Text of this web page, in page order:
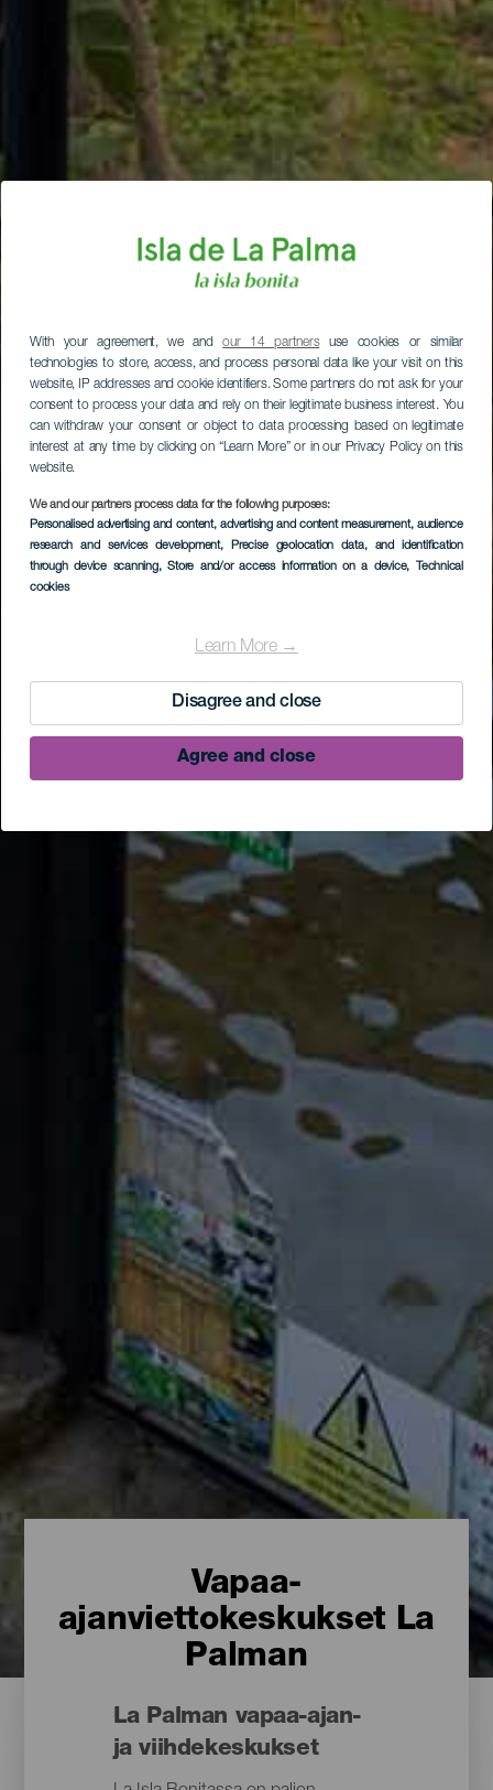
With your agreement, we andour 14 partnersuse cookies or similar
technologies to store, access, and process personal data like your visit on this
website, IP addresses and cookie identifiers. Some partners do not ask for your
consent to process your data and rely on their legitimate business interest. You
can withdraw your consent or object to data processing based on legitimate
interest at any time by clicking on “Learn More” or in our Privacy Policy on this
website.
We and our partners process data for the following purposes:
Personalised advertising and content, advertising and content measurement, audience
research and services development, Precise geolocation data, and identification
through device scanning, Store and/or access information on a device, Technical
cookies
Learn More →
Disagree and close
Agree and close
Vapaa-
ajanviettokeskukset La
Palman
La Palman vapaa-ajan-
ja viihdekeskukset